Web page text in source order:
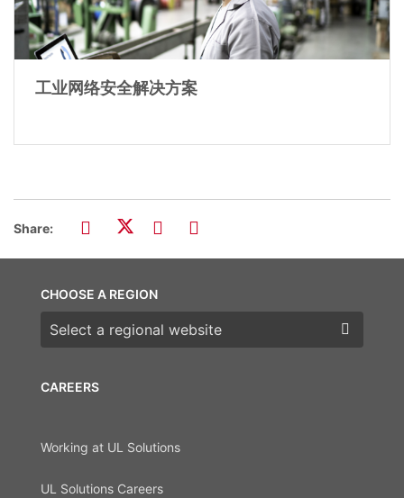
工业网络安全解决方案
Share:
CAREERS
Working at UL Solutions
UL Solutions Careers
CHOOSE A REGION
Choose a region